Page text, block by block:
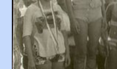
protesto eylemiyle
adına açıklama yapan şahsı
söylüyoruz. Bu son
ait tanıtıcı ilanların
Belediyesi ile mağazaların